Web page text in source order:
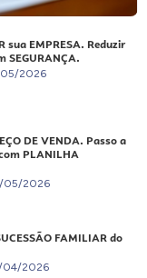
sua EMPRESA. Reduzir
SEGURANÇA.
05/2026
DE VENDA. Passo a
PLANILHA
05/2026
FAMILIAR do
04/2026